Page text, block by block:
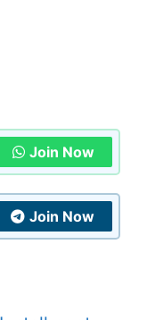
Join Now
Join Now